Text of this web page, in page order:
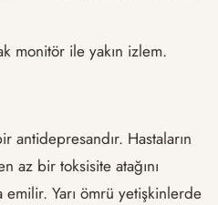
monitör ile yakın izlem.
antidepresandır. Hastaların
az bir toksisite atağını
emilir. Yarı ömrü yetişkinlerde